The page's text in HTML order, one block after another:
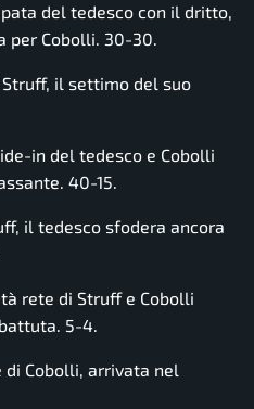
del tedesco con il dritto,
per Cobolli. 30-30.
Struff, il settimo del suo
in del tedesco e Cobolli
40-15.
il tedesco sfodera ancora
rete di Struff e Cobolli
5-4.
di Cobolli, arrivata nel